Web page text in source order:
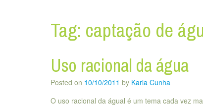
Tag: captação de
Uso racional da água
Posted on 10/10/2011 by Karla Cunha
O uso racional da águal é um tema cada vez